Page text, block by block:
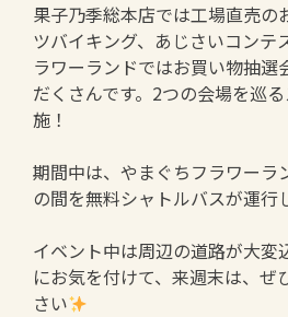
果子乃季総本店では工場直売の
ツバイキング、あじさいコンテ
ラワーランドではお買い物抽選
だくさんです。2つの会場を巡
施！
期間中は、やまぐちフラワーラ
の間を無料シャトルバスが運行
イベント中は周辺の道路が大変
にお気を付けて、来週末は、ぜ
さい